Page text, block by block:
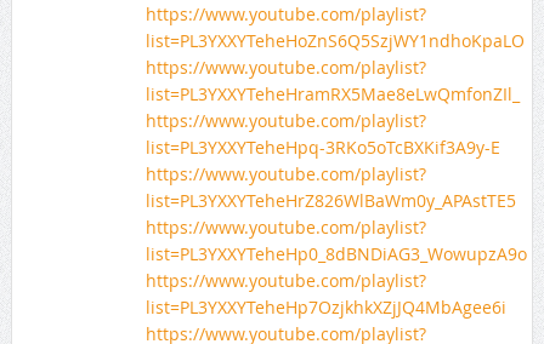
https://www.youtube.com/playlist?
list=PL3YXXYTeheHoZnS6Q5SzjWY1ndhoKpaLO
https://www.youtube.com/playlist?
list=PL3YXXYTeheHramRX5Mae8eLwQmfonZIl_
https://www.youtube.com/playlist?
list=PL3YXXYTeheHpq-3RKo5oTcBXKif3A9y-E
https://www.youtube.com/playlist?
list=PL3YXXYTeheHrZ826WlBaWm0y_APAstTE5
https://www.youtube.com/playlist?
list=PL3YXXYTeheHp0_8dBNDiAG3_WowupzA9o
https://www.youtube.com/playlist?
list=PL3YXXYTeheHp7OzjkhkXZjJQ4MbAgee6i
https://www.youtube.com/playlist?